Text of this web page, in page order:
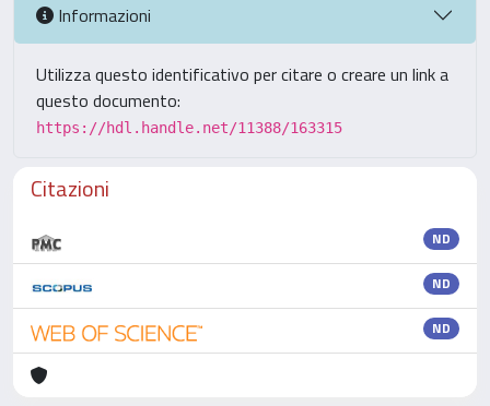
Informazioni
Utilizza questo identificativo per citare o creare un link a
questo documento:
https://hdl.handle.net/11388/163315
Citazioni
ND
ND
ND